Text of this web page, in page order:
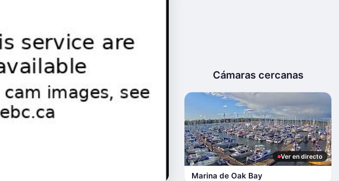
Cámaras cercanas
Ver en directo
Marina de Oak Bay